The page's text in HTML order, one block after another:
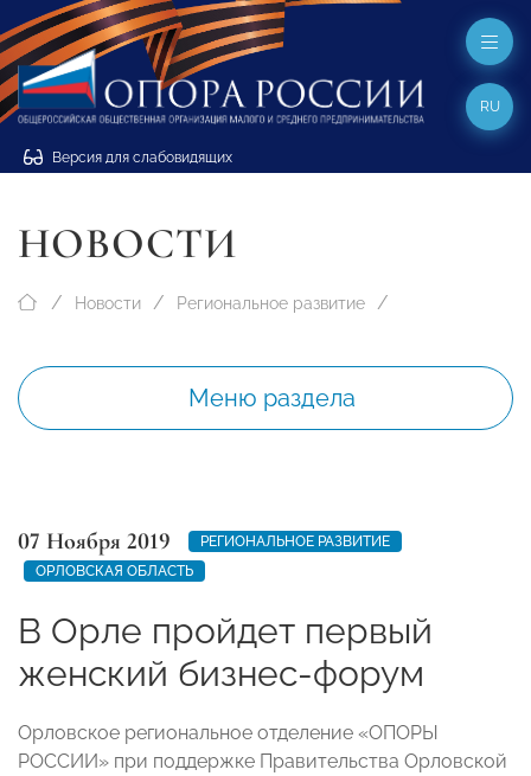
Версия для слабовидящих
RU
НОВОСТИ
Новости Региональное развитие
Меню раздела
07 Ноября 2019
РЕГИОНАЛЬНОЕ РАЗВИТИЕ
ОРЛОВСКАЯ ОБЛАСТЬ
В Орле пройдет первый
женский бизнес-форум
Орловское региональное отделение «​ОПОРЫ
РОССИИ»​ при поддержке Правительства Орловской